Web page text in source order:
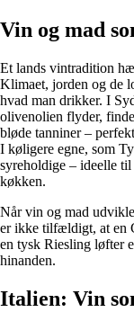
Vin og mad
Et lands vintradition
Klimaet, jorden og de
hvad man drikker. I
olivenolien flyder,
bløde tanniner –
I køligere egne, som
syreholdige – ideelle
køkken.
Når vin og mad
er ikke tilfældigt, at en
en tysk Riesling løfter
hinanden.
Italien: Vin